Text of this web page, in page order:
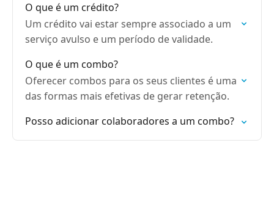
O que é um crédito?
Um crédito vai estar sempre associado a um
serviço avulso e um período de validade.
O que é um combo?
Oferecer combos para os seus clientes é uma
das formas mais efetivas de gerar retenção.
Posso adicionar colaboradores a um combo?